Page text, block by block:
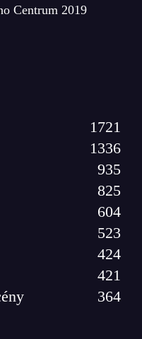
Centrum 2019
1721
1336
935
825
604
523
424
421
364